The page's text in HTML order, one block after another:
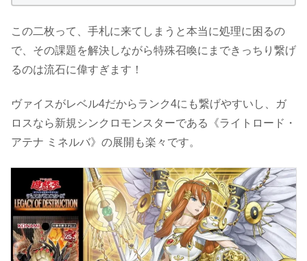
この二枚って、手札に来てしまうと本当に処理に困るの
で、その課題を解決しながら特殊召喚にまできっちり繋げ
るのは流石に偉すぎます！
ヴァイスがレベル4だからランク4にも繋げやすいし、ガ
ロスなら新規シンクロモンスターである《ライトロード・
アテナ ミネルバ》の展開も楽々です。